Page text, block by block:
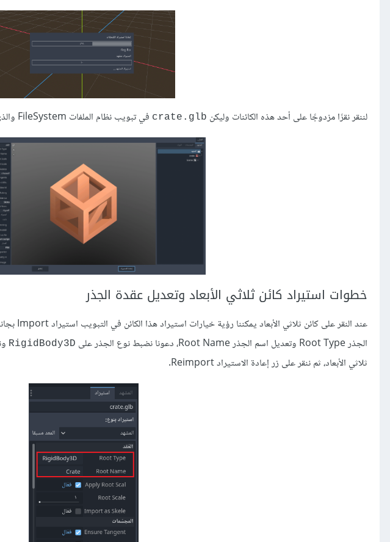
لننقر نقرًا مزدوجًا على أحد هذه الكائنات وليكن crate.glb في تبويب نظام الملفات FileSystem والذي يمثل صندوق ثلاثي الأبعاد كالتالي:
خطوات استيراد كائن ثلاثي الأبعاد وتعديل عقدة الجذر
الجذر Root Type وتعديل اسم الجذر Root Name، دعونا نضبط نوع الجذر على
RigidBody3D
ثلاثي الأبعاد، ثم ننقر على زر إعادة الاستيراد Reimport.